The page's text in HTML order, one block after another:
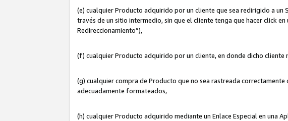
(e) cualquier Producto adquirido por un cliente que sea redirigido a un
través de un sitio intermedio, sin que el cliente tenga que hacer click
Redireccionamiento”),
(f) cualquier Producto adquirido por un cliente, en donde dicho
(g) cualquier compra de Producto que no sea rastreada
adecuadamente formateados,
(h) cualquier Producto adquirido mediante un Enlace Especial en una